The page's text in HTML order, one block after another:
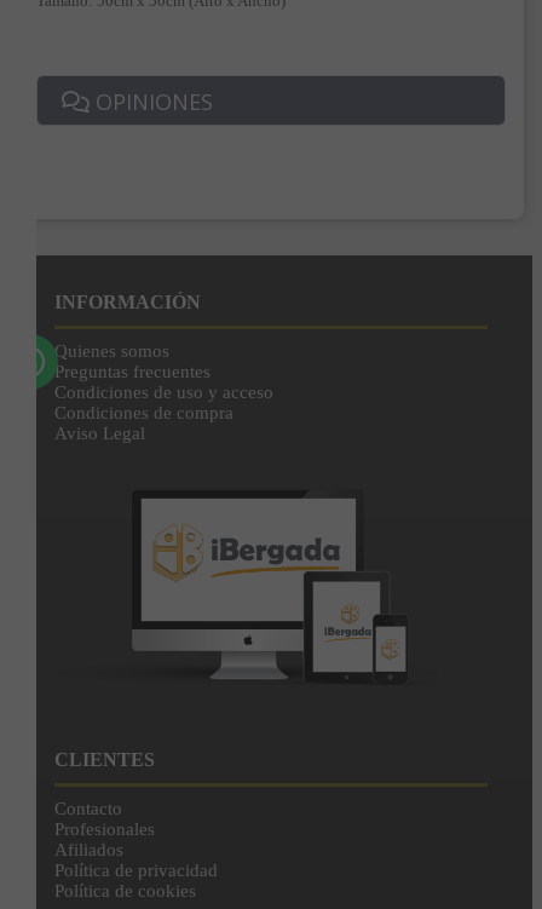
OPINIONES
Enviar
INFORMACIÓN
Quienes somos
Preguntas frecuentes
Condiciones de uso y acceso
Condiciones de compra
Aviso Legal
CLIENTES
Contacto
Profesionales
Afiliados
Política de privacidad
Política de cookies